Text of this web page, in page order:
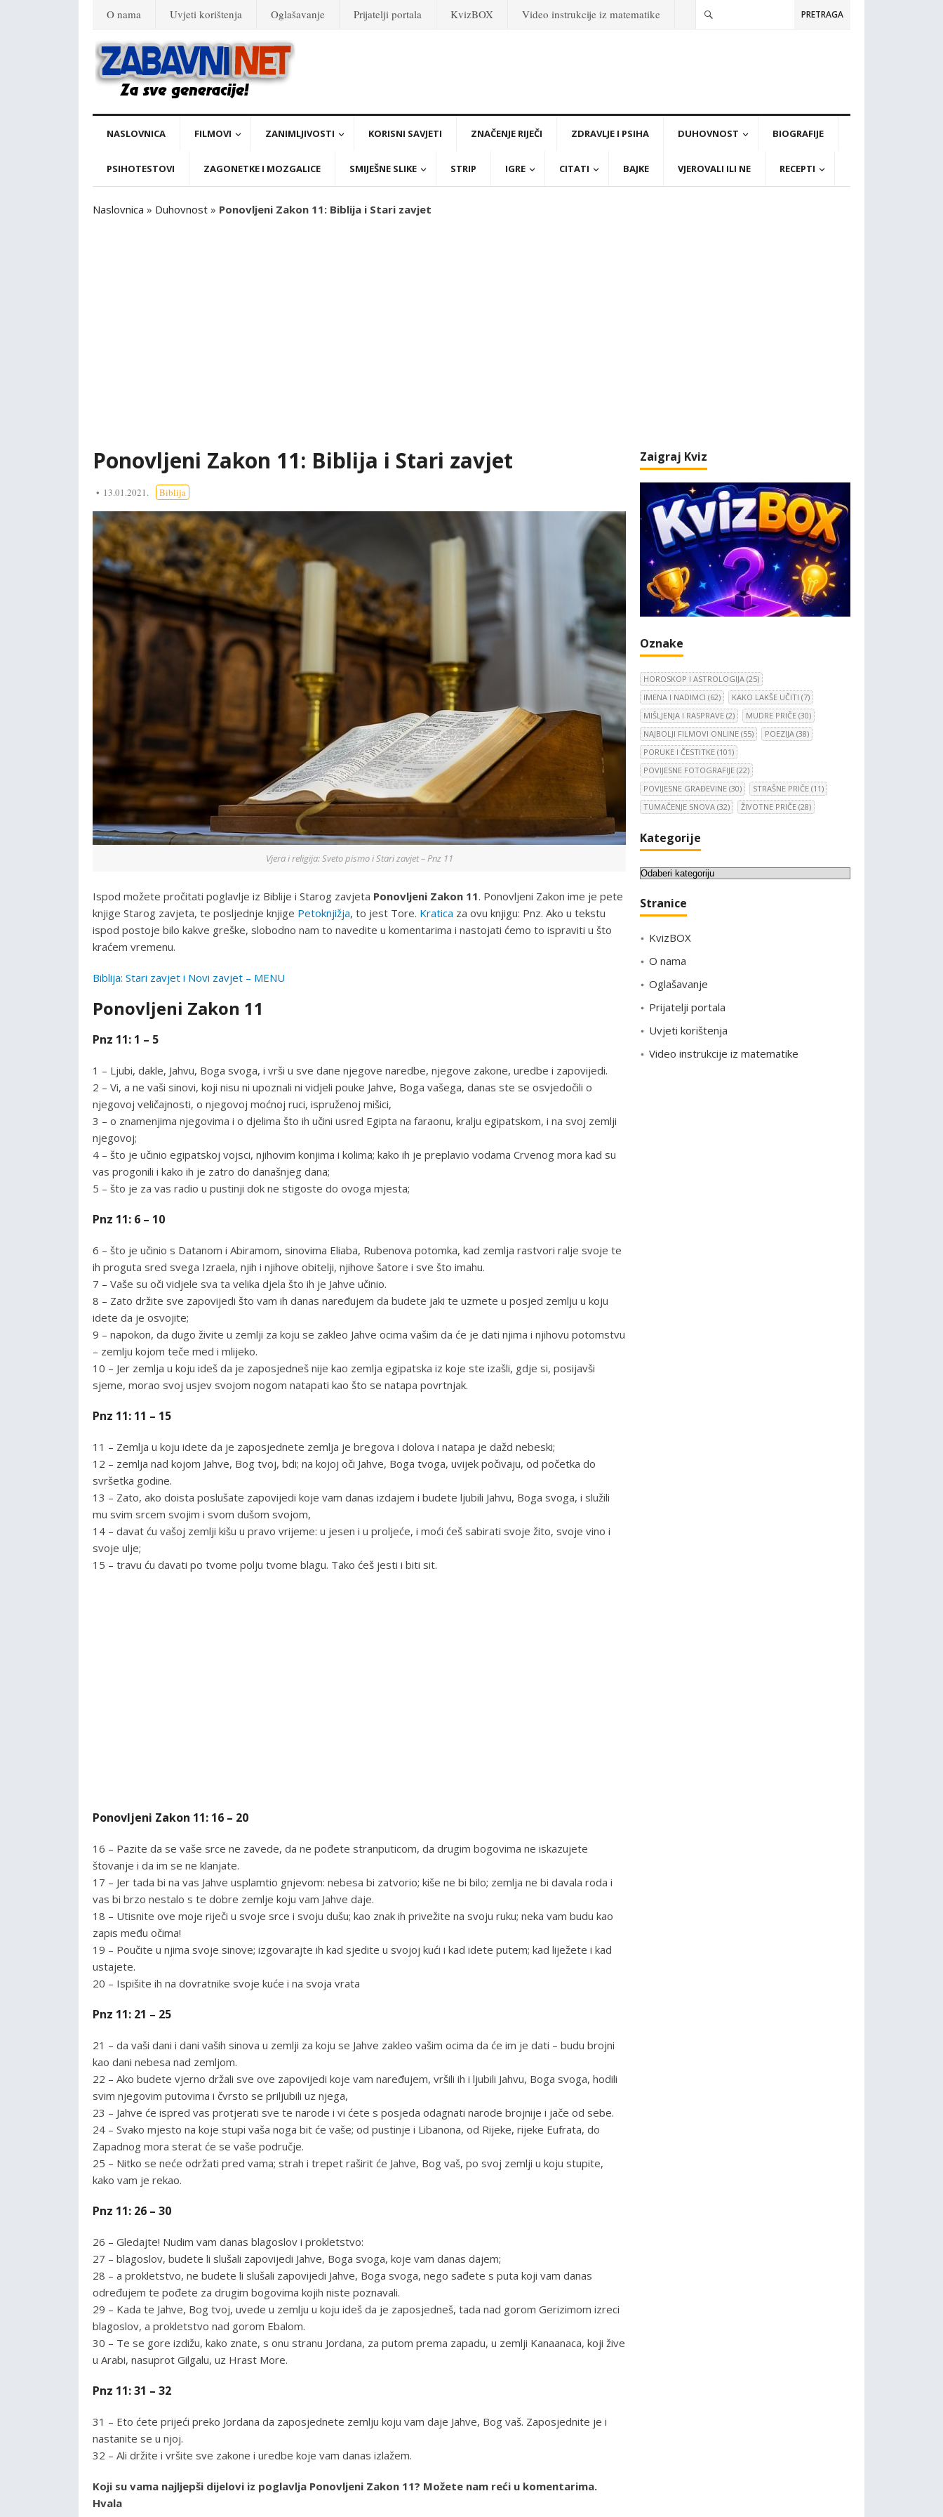
O nama Uvjeti korištenja Oglašavanje Prijatelji portala KvizBOX Video instrukcije iz matematike PRETRAGA
NASLOVNICA FILMOVI ZANIMLJIVOSTI KORISNI SAVJETI ZNAČENJE RIJEČI ZDRAVLJE I PSIHA DUHOVNOST BIOGRAFIJE
PSIHOTESTOVI ZAGONETKE I MOZGALICE SMIJEŠNE SLIKE STRIP IGRE CITATI BAJKE VJEROVALI ILI NE RECEPTI
Naslovnica » Duhovnost » Ponovljeni Zakon 11: Biblija i Stari zavjet
Ponovljeni Zakon 11: Biblija i Stari zavjet
13.01.2021. Biblija
Vjera i religija: Sveto pismo i Stari zavjet – Pnz 11
Ispod možete pročitati poglavlje iz Biblije i Starog zavjeta Ponovljeni Zakon 11. Ponovljeni Zakon ime je pete
knjige Starog zavjeta, te posljednje knjige Petoknjižja, to jest Tore. Kratica za ovu knjigu: Pnz. Ako u tekstu
ispod postoje bilo kakve greške, slobodno nam to navedite u komentarima i nastojati ćemo to ispraviti u što
kraćem vremenu.
Biblija: Stari zavjet i Novi zavjet – MENU
Ponovljeni Zakon 11
Pnz 11: 1 – 5
1 – Ljubi, dakle, Jahvu, Boga svoga, i vrši u sve dane njegove naredbe, njegove zakone, uredbe i zapovijedi.
2 – Vi, a ne vaši sinovi, koji nisu ni upoznali ni vidjeli pouke Jahve, Boga vašega, danas ste se osvjedočili o
njegovoj veličajnosti, o njegovoj moćnoj ruci, ispruženoj mišici,
3 – o znamenjima njegovima i o djelima što ih učini usred Egipta na faraonu, kralju egipatskom, i na svoj zemlji
njegovoj;
4 – što je učinio egipatskoj vojsci, njihovim konjima i kolima; kako ih je preplavio vodama Crvenog mora kad su
vas progonili i kako ih je zatro do današnjeg dana;
5 – što je za vas radio u pustinji dok ne stigoste do ovoga mjesta;
Pnz 11: 6 – 10
6 – što je učinio s Datanom i Abiramom, sinovima Eliaba, Rubenova potomka, kad zemlja rastvori ralje svoje te
ih proguta sred svega Izraela, njih i njihove obitelji, njihove šatore i sve što imahu.
7 – Vaše su oči vidjele sva ta velika djela što ih je Jahve učinio.
8 – Zato držite sve zapovijedi što vam ih danas naređujem da budete jaki te uzmete u posjed zemlju u koju
idete da je osvojite;
9 – napokon, da dugo živite u zemlji za koju se zakleo Jahve ocima vašim da će je dati njima i njihovu potomstvu
– zemlju kojom teče med i mlijeko.
10 – Jer zemlja u koju ideš da je zaposjedneš nije kao zemlja egipatska iz koje ste izašli, gdje si, posijavši
sjeme, morao svoj usjev svojom nogom natapati kao što se natapa povrtnjak.
Pnz 11: 11 – 15
11 – Zemlja u koju idete da je zaposjednete zemlja je bregova i dolova i natapa je dažd nebeski;
12 – zemlja nad kojom Jahve, Bog tvoj, bdi; na kojoj oči Jahve, Boga tvoga, uvijek počivaju, od početka do
svršetka godine.
13 – Zato, ako doista poslušate zapovijedi koje vam danas izdajem i budete ljubili Jahvu, Boga svoga, i služili
mu svim srcem svojim i svom dušom svojom,
14 – davat ću vašoj zemlji kišu u pravo vrijeme: u jesen i u proljeće, i moći ćeš sabirati svoje žito, svoje vino i
svoje ulje;
15 – travu ću davati po tvome polju tvome blagu. Tako ćeš jesti i biti sit.
Ponovljeni Zakon 11: 16 – 20
16 – Pazite da se vaše srce ne zavede, da ne pođete stranputicom, da drugim bogovima ne iskazujete
štovanje i da im se ne klanjate.
17 – Jer tada bi na vas Jahve usplamtio gnjevom: nebesa bi zatvorio; kiše ne bi bilo; zemlja ne bi davala roda i
vas bi brzo nestalo s te dobre zemlje koju vam Jahve daje.
18 – Utisnite ove moje riječi u svoje srce i svoju dušu; kao znak ih privežite na svoju ruku; neka vam budu kao
zapis među očima!
19 – Poučite u njima svoje sinove; izgovarajte ih kad sjedite u svojoj kući i kad idete putem; kad liježete i kad
ustajete.
20 – Ispišite ih na dovratnike svoje kuće i na svoja vrata
Pnz 11: 21 – 25
21 – da vaši dani i dani vaših sinova u zemlji za koju se Jahve zakleo vašim ocima da će im je dati – budu brojni
kao dani nebesa nad zemljom.
22 – Ako budete vjerno držali sve ove zapovijedi koje vam naređujem, vršili ih i ljubili Jahvu, Boga svoga, hodili
svim njegovim putovima i čvrsto se priljubili uz njega,
23 – Jahve će ispred vas protjerati sve te narode i vi ćete s posjeda odagnati narode brojnije i jače od sebe.
24 – Svako mjesto na koje stupi vaša noga bit će vaše; od pustinje i Libanona, od Rijeke, rijeke Eufrata, do
Zapadnog mora sterat će se vaše područje.
25 – Nitko se neće održati pred vama; strah i trepet raširit će Jahve, Bog vaš, po svoj zemlji u koju stupite,
kako vam je rekao.
Pnz 11: 26 – 30
26 – Gledajte! Nudim vam danas blagoslov i prokletstvo:
27 – blagoslov, budete li slušali zapovijedi Jahve, Boga svoga, koje vam danas dajem;
28 – a prokletstvo, ne budete li slušali zapovijedi Jahve, Boga svoga, nego sađete s puta koji vam danas
određujem te pođete za drugim bogovima kojih niste poznavali.
29 – Kada te Jahve, Bog tvoj, uvede u zemlju u koju ideš da je zaposjedneš, tada nad gorom Gerizimom izreci
blagoslov, a prokletstvo nad gorom Ebalom.
30 – Te se gore izdižu, kako znate, s onu stranu Jordana, za putom prema zapadu, u zemlji Kanaanaca, koji žive
u Arabi, nasuprot Gilgalu, uz Hrast More.
Pnz 11: 31 – 32
31 – Eto ćete prijeći preko Jordana da zaposjednete zemlju koju vam daje Jahve, Bog vaš. Zaposjednite je i
nastanite se u njoj.
32 – Ali držite i vršite sve zakone i uredbe koje vam danas izlažem.
Koji su vama najljepši dijelovi iz poglavlja Ponovljeni Zakon 11? Možete nam reći u komentarima.
Hvala
Zaigraj Kviz
Oznake
HOROSKOP I ASTROLOGIJA (25)
IMENA I NADIMCI (62) KAKO LAKŠE UČITI (7)
MIŠLJENJA I RASPRAVE (2) MUDRE PRIČE (30)
NAJBOLJI FILMOVI ONLINE (55) POEZIJA (38)
PORUKE I ČESTITKE (101)
POVIJESNE FOTOGRAFIJE (22)
POVIJESNE GRAĐEVINE (30) STRAŠNE PRIČE (11)
TUMAČENJE SNOVA (32) ŽIVOTNE PRIČE (28)
Kategorije
K
t
g
o
i
j
Stranice
KvizBOX
O nama
Oglašavanje
Prijatelji portala
Uvjeti korištenja
Video instrukcije iz matematike